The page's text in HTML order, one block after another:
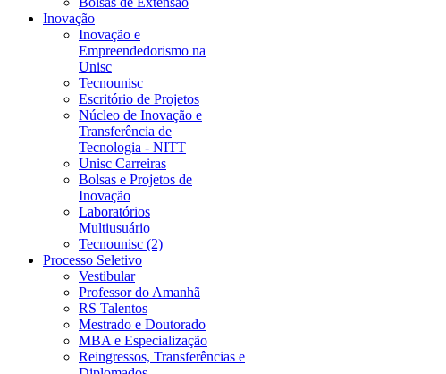
Inovação
Inovação e
Empreendedorismo na
Unisc
Tecnounisc
Escritório de Projetos
Núcleo de Inovação e
Transferência de
Tecnologia - NITT
Unisc Carreiras
Bolsas e Projetos de
Inovação
Laboratórios
Multiusuário
Tecnounisc (2)
Processo Seletivo
Vestibular
Professor do Amanhã
RS Talentos
Mestrado e Doutorado
MBA e Especialização
Reingressos, Transferências e